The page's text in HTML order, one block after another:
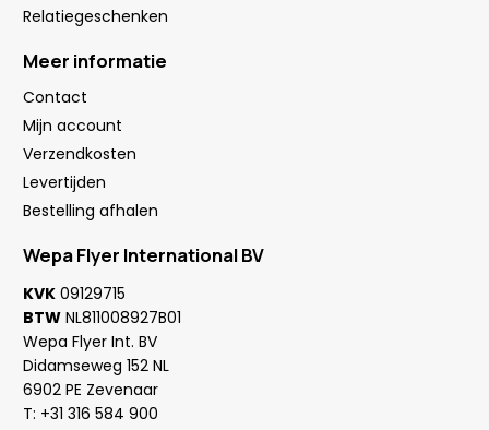
Relatiegeschenken
Meer informatie
Contact
Mijn account
Verzendkosten
Levertijden
Bestelling afhalen
Wepa Flyer International BV
KVK 09129715
BTW NL811008927B01
Wepa Flyer Int. BV
Didamseweg 152 NL
6902 PE Zevenaar
T: +31 316 584 900